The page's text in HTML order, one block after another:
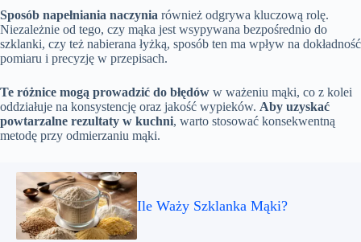
Sposób napełniania naczynia również odgrywa kluczową rolę.
Niezależnie od tego, czy mąka jest wsypywana bezpośrednio do
szklanki, czy też nabierana łyżką, sposób ten ma wpływ na dokładność
pomiaru i precyzję w przepisach.
Te różnice mogą prowadzić do błędów w ważeniu mąki, co z kolei
oddziałuje na konsystencję oraz jakość wypieków. Aby uzyskać
powtarzalne rezultaty w kuchni, warto stosować konsekwentną
metodę przy odmierzaniu mąki.
Ile Waży Szklanka Mąki?